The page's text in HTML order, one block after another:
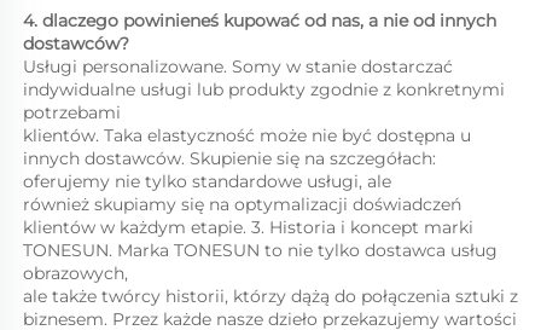
4. dlaczego powinieneś kupować od nas, a nie od innych
dostawców?
Usługi personalizowane. Somy w stanie dostarczać
indywidualne usługi lub produkty zgodnie z konkretnymi
potrzebami
klientów. Taka elastyczność może nie być dostępna u
innych dostawców. Skupienie się na szczegółach:
oferujemy nie tylko standardowe usługi, ale
również skupiamy się na optymalizacji doświadczeń
klientów w każdym etapie. 3. Historia i koncept marki
TONESUN. Marka TONESUN to nie tylko dostawca usług
obrazowych,
ale także twórcy historii, którzy dążą do połączenia sztuki z